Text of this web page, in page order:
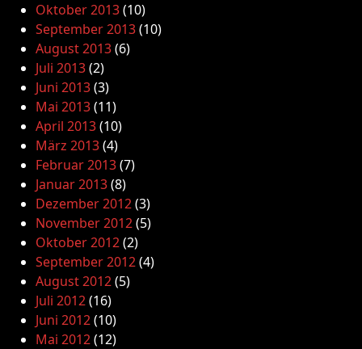
Oktober 2013(10)
September 2013(10)
August 2013(6)
Juli 2013(2)
Juni 2013(3)
Mai 2013(11)
April 2013(10)
März 2013(4)
Februar 2013(7)
Januar 2013(8)
Dezember 2012(3)
November 2012(5)
Oktober 2012(2)
September 2012(4)
August 2012(5)
Juli 2012(16)
Juni 2012(10)
Mai 2012(12)